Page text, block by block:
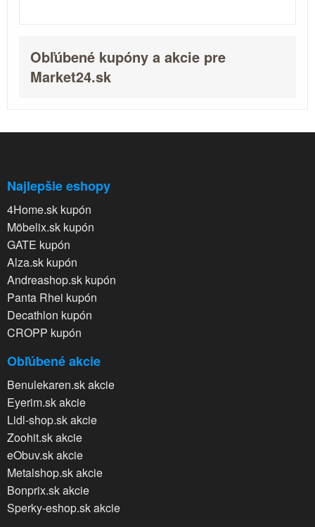
Obľúbené kupóny a akcie pre
Market24.sk
Najlepšie eshopy
4Home.sk kupón
Möbelix.sk kupón
GATE kupón
Alza.sk kupón
Andreashop.sk kupón
Panta Rhei kupón
Decathlon kupón
CROPP kupón
Obľúbené akcie
Benulekaren.sk akcie
Eyerim.sk akcie
Lidl-shop.sk akcie
Zoohit.sk akcie
eObuv.sk akcie
Metalshop.sk akcie
Bonprix.sk akcie
Sperky-eshop.sk akcie